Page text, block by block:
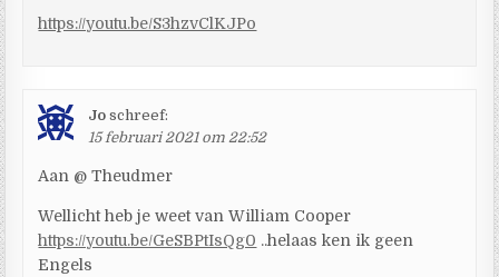
https://youtu.be/S3hzvClKJPo
Jo schreef:
15 februari 2021 om 22:52
Aan @ Theudmer
Wellicht heb je weet van William Cooper
https://youtu.be/GeSBPtIsQg0 ..helaas ken ik geen
Engels